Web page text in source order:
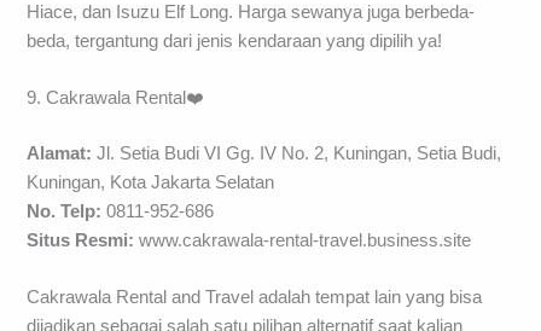
Hiace, dan Isuzu Elf Long. Harga sewanya juga berbeda-
beda, tergantung dari jenis kendaraan yang dipilih ya!
9. Cakrawala Rental❤️
Alamat:Jl. Setia Budi VI Gg. IV No. 2, Kuningan, Setia Budi,
Kuningan, Kota Jakarta Selatan
No. Telp:0811-952-686
Situs Resmi:www.cakrawala-rental-travel.business.site
Cakrawala Rental and Travel adalah tempat lain yang bisa
dijadikan sebagai salah satu pilihan alternatif saat kalian